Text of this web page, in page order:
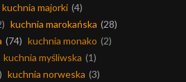
kuchnia majorki (4)
kuchnia marokańska (28)
(74) kuchnia monako (2)
kuchnia myśliwska (1)
kuchnia norweska (3)